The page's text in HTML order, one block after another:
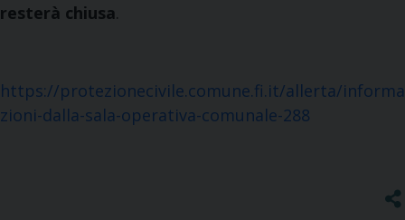
resterà chiusa.
https://protezionecivile.comune.fi.it/allerta/informa
zioni-dalla-sala-operativa-comunale-288